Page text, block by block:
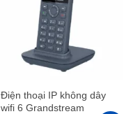
Điện thoại IP không dây
wifi 6 Grandstream